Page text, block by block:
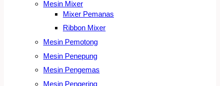
Mesin Mixer
Mixer Pemanas
Ribbon Mixer
Mesin Pemotong
Mesin Penepung
Mesin Pengemas
Mesin Pengering